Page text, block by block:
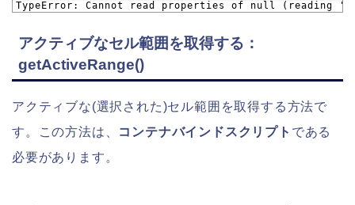
TypeError: Cannot read properties of null (reading
アクティブなセル範囲を取得する：
getActiveRange()
アクティブな(選択された)セル範囲を取得する方法で
す。この方法は、 コンテナバインドスクリプト である
必要があります。